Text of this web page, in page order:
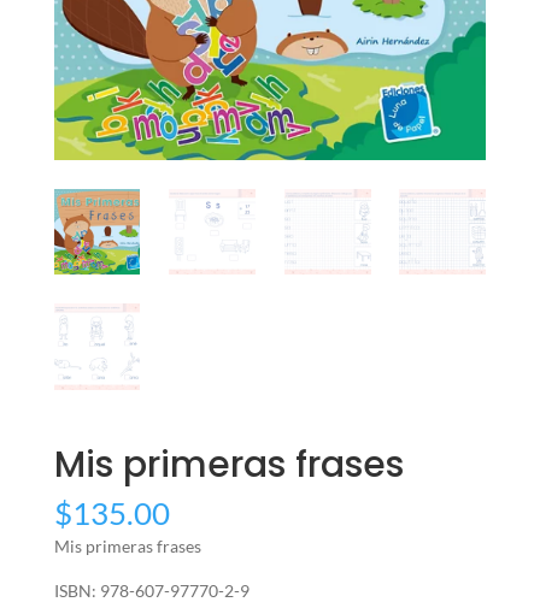
Mis primeras frases
$135.00
Mis primeras frases
ISBN: 978-607-97770-2-9